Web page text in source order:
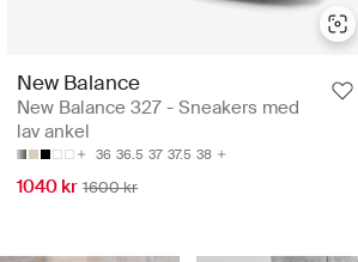
New Balance
New Balance 327 - Sneakers med
lav ankel
36 36.5 37 37.5 38
1040 kr 1600 kr